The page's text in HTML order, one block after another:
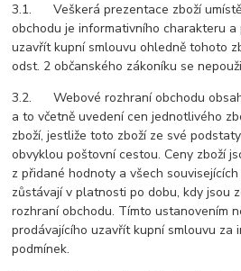
3.1. Veškerá prezentace zboží
obchodu je informativního charakteru a
uzavřít kupní smlouvu ohledně tohoto
odst. 2 občanského zákoníku se
3.2. Webové rozhraní obchodu
a to včetně uvedení cen jednotlivého
zboží, jestliže toto zboží ze své
obvyklou poštovní cestou. Ceny zboží
z přidané hodnoty a všech
zůstávají v platnosti po dobu, kdy jsou
rozhraní obchodu. Tímto ustanovením
prodávajícího uzavřít kupní smlouvu za
podmínek.